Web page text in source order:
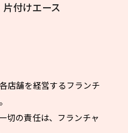
片付けエース
店舗を経営するフランチ
切の責任は、フランチャ